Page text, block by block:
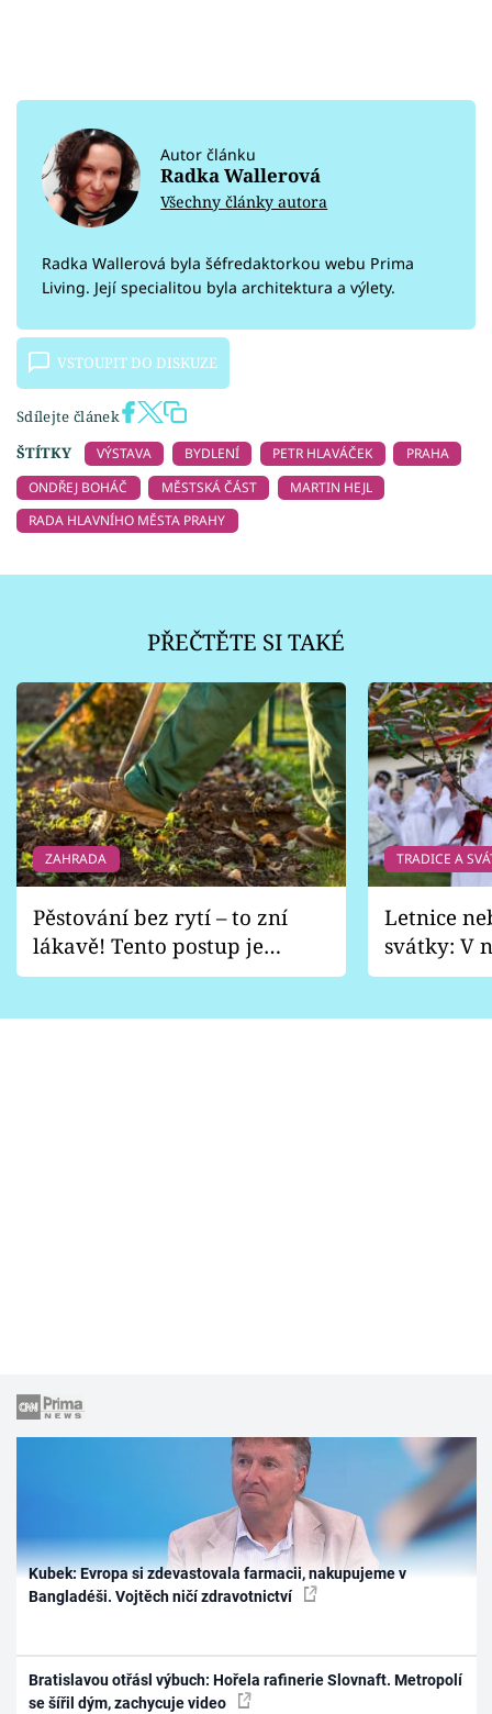
Autor článku
Radka Wallerová
Všechny články autora
Radka Wallerová byla šéfredaktorkou webu Prima
Living. Její specialitou byla architektura a výlety.
VSTOUPIT DO DISKUZE
Sdílejte článek
ŠTÍTKY
VÝSTAVA BYDLENÍ PETR HLAVÁČEK
PRAHA
ONDŘEJ BOHÁČ
MĚSTSKÁ ČÁST
MARTIN HEJL
RADA HLAVNÍHO MĚSTA PRAHY
PŘEČTĚTE SI TAKÉ
ZAHRADA
Pěstování bez rytí – to zní
lákavě! Tento postup je
vhodný jen pro některé
TRADICE A
Letnice
svátky: V
pondělí
Kubek: Evropa si zdevastovala farmacii, nakupujeme v
Bangladéši. Vojtěch ničí zdravotnictví
Bratislavou otřásl výbuch: Hořela rafinerie Slovnaft. Metropolí
se šířil dým, zachycuje video